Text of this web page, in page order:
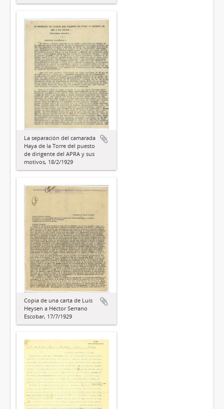
La separación del camarada
Haya de la Torre del puesto
de dirigente del APRA y sus
motivos, 18/2/1929
Copia de una carta de Luis
Heysen a Héctor Serrano
Escobar, 17/7/1929